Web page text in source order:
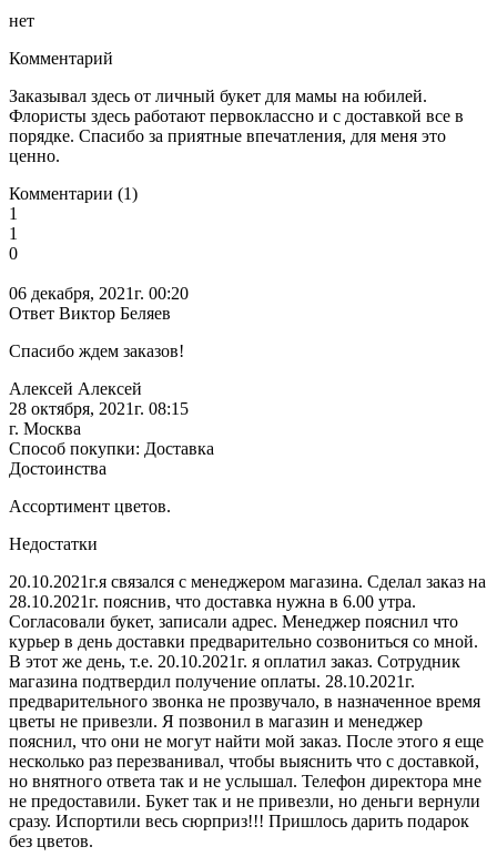
нет
Комментарий
Заказывал здесь от личный букет для мамы на юбилей.
Флористы здесь работают первоклассно и с доставкой все в
порядке. Спасибо за приятные впечатления, для меня это
ценно.
Комментарии (1)
1
1
0
06 декабря, 2021г. 00:20
Ответ Виктор Беляев
Спасибо ждем заказов!
Алексей Алексей
28 октября, 2021г. 08:15
г. Москва
Способ покупки: Доставка
Достоинства
Ассортимент цветов.
Недостатки
20.10.2021г.я связался с менеджером магазина. Сделал заказ на
28.10.2021г. пояснив, что доставка нужна в 6.00 утра.
Согласовали букет, записали адрес. Менеджер пояснил что
курьер в день доставки предварительно созвониться со мной.
В этот же день, т.е. 20.10.2021г. я оплатил заказ. Сотрудник
магазина подтвердил получение оплаты. 28.10.2021г.
предварительного звонка не прозвучало, в назначенное время
цветы не привезли. Я позвонил в магазин и менеджер
пояснил, что они не могут найти мой заказ. После этого я еще
несколько раз перезванивал, чтобы выяснить что с доставкой,
но внятного ответа так и не услышал. Телефон директора мне
не предоставили. Букет так и не привезли, но деньги вернули
сразу. Испортили весь сюрприз!!! Пришлось дарить подарок
без цветов.